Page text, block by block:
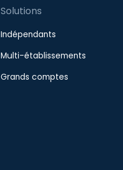
Solutions
Indépendants
Multi-établissements
Grands comptes